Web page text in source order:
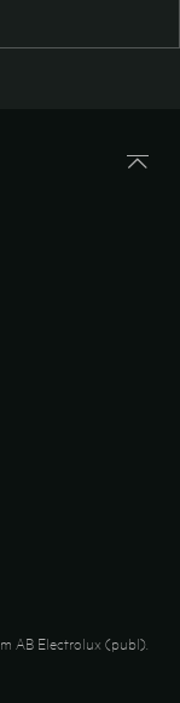
AB Electrolux (publ).